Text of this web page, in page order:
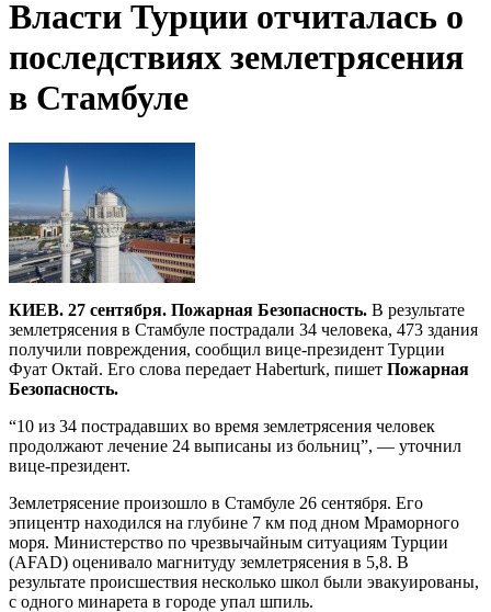
Власти Турции отчиталась о
последствиях землетрясения
в Стамбуле
КИЕВ. 27 сентября. Пожарная Безопасность. В результате
землетрясения в Стамбуле пострадали 34 человека, 473 здания
получили повреждения, сообщил вице-президент Турции
Фуат Октай. Его слова передает Haberturk, пишет Пожарная
Безопасность.
“10 из 34 пострадавших во время землетрясения человек
продолжают лечение 24 выписаны из больниц”, — уточнил
вице-президент.
Землетрясение произошло в Стамбуле 26 сентября. Его
эпицентр находился на глубине 7 км под дном Мраморного
моря. Министерство по чрезвычайным ситуациям Турции
(AFAD) оценивало магнитуду землетрясения в 5,8. В
результате происшествия несколько школ были эвакуированы,
с одного минарета в городе упал шпиль.